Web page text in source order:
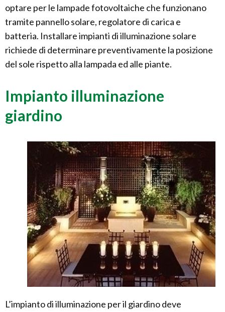
optare per le lampade fotovoltaiche che funzionano
tramite pannello solare, regolatore di carica e
batteria. Installare impianti di illuminazione solare
richiede di determinare preventivamente la posizione
del sole rispetto alla lampada ed alle piante.
Impianto illuminazione
giardino
L’impianto di illuminazione per il giardino deve